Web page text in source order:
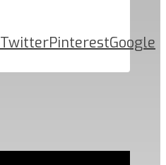
TwitterPinterestGoogle